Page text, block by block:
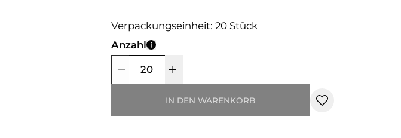
Verpackungseinheit: 20 Stück
Anzahl
IN DEN WARENKORB